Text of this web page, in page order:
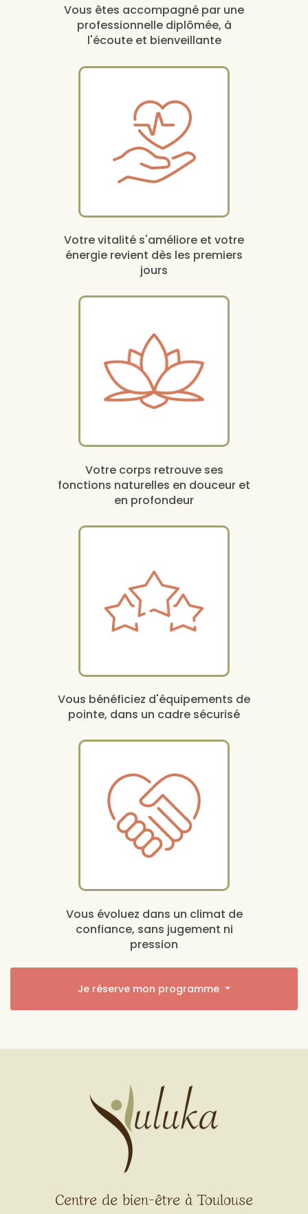
Vous êtes accompagné par une
professionnelle diplômée, à
l'écoute et bienveillante
Votre vitalité s'améliore et votre
énergie revient dès les premiers
jours
Votre corps retrouve ses
fonctions naturelles en douceur et
en profondeur
Vous bénéficiez d'équipements de
pointe, dans un cadre sécurisé
Vous évoluez dans un climat de
confiance, sans jugement ni
pression
Je réserve mon programme
Centre de bien-être à Toulouse